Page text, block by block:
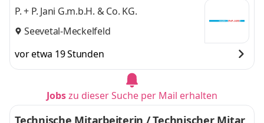
P. + P. Jani G.m.b.H. & Co. KG.
Seevetal-Meckelfeld
vor etwa 19 Stunden
Jobszu dieser Suche per Mail erhalten
Technische Mitarbeiterin / Technischer Mitar